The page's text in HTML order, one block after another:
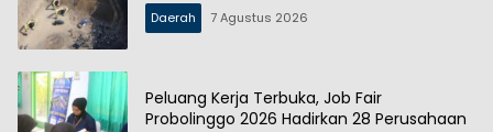
Daerah 7 Agustus 2026
Peluang Kerja Terbuka, Job Fair
Probolinggo 2026 Hadirkan 28 Perusahaan